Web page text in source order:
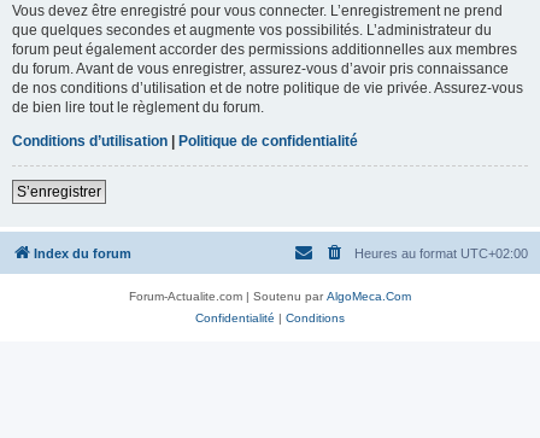
Vous devez être enregistré pour vous connecter. L’enregistrement ne prend
que quelques secondes et augmente vos possibilités. L’administrateur du
forum peut également accorder des permissions additionnelles aux membres
du forum. Avant de vous enregistrer, assurez-vous d’avoir pris connaissance
de nos conditions d’utilisation et de notre politique de vie privée. Assurez-vous
de bien lire tout le règlement du forum.
Conditions d’utilisation | Politique de confidentialité
S’enregistrer
Index du forum Heures au format UTC+02:00
Forum-Actualite.com | Soutenu parAlgoMeca.Com
Confidentialité | Conditions